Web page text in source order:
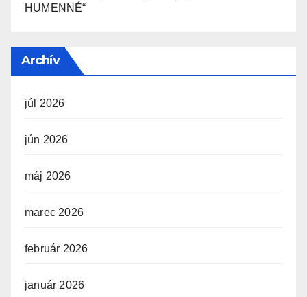
HUMENNÉ“
Archív
júl 2026
jún 2026
máj 2026
marec 2026
február 2026
január 2026